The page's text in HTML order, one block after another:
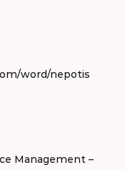
word/nepotis
Management –